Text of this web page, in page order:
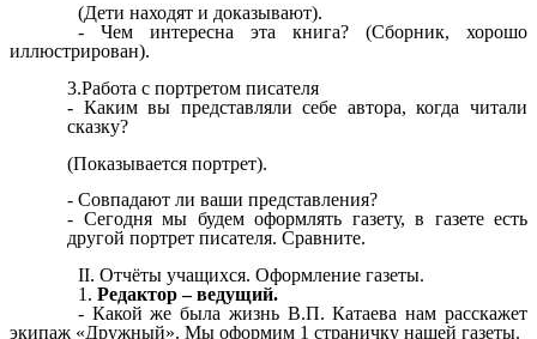
(Дети находят и доказывают).
- Чем интересна эта книга? (Сборник, хорошо
иллюстрирован).
3.Работа с портретом писателя
- Каким вы представляли себе автора, когда читали
сказку?
(Показывается портрет).
- Совпадают ли ваши представления?
- Сегодня мы будем оформлять газету, в газете есть
другой портрет писателя. Сравните.
Отчёты учащихся. Оформление газеты.
Редактор – ведущий.
- Какой же была жизнь В.П. Катаева нам расскажет
экипаж «Дружный». Мы оформим 1 страничку нашей газеты.